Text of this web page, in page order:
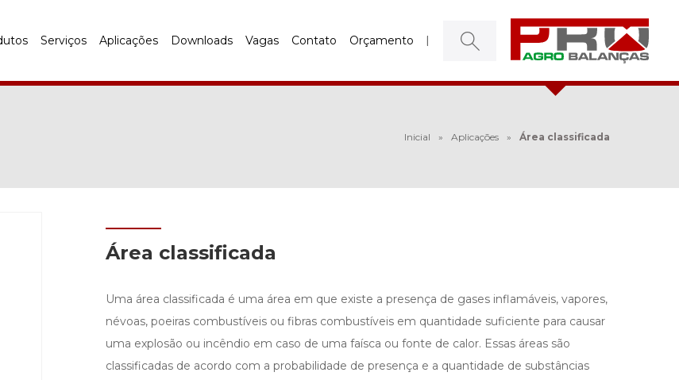
Serviços Aplicações Downloads Vagas Contato Orçamento
Inicial » Aplicações » Área classificada
Área classificada
Uma área classificada é uma área em que existe a presença de gases inflamáveis, vapores,
névoas, poeiras combustíveis ou fibras combustíveis em quantidade suficiente para causar
uma explosão ou incêndio em caso de uma faísca ou fonte de calor. Essas áreas são
classificadas de acordo com a probabilidade de presença e a quantidade de substâncias